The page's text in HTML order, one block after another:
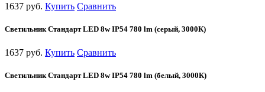
1637 руб. Купить Сравнить
Cветильник Стандарт LED 8w IP54 780 lm (серый, 3000К)
1637 руб. Купить Сравнить
Cветильник Стандарт LED 8w IP54 780 lm (белый, 3000К)